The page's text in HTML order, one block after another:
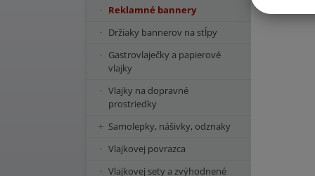
Reklamné bannery
Držiaky bannerov na stĺpy
Gastrovlaječky a papierové
vlajky
Vlajky na dopravné
prostriedky
Samolepky, nášivky, odznaky
Vlajkovej povrazca
Vlajkovej sety a zvýhodnené